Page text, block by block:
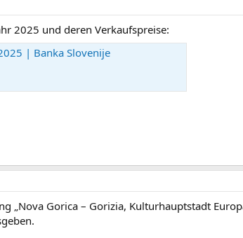
2025 und deren Verkaufspreise:
| Banka Slovenije
„Nova Gorica – Gorizia, Kulturhauptstadt